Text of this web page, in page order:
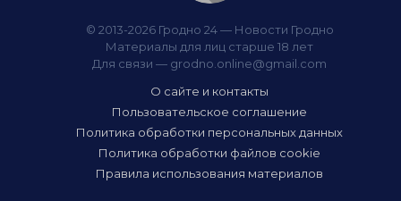
© 2013-2026 Гродно 24 — Новости Гродно
Материалы для лиц старше 18 лет
Для связи — grodno.online@gmail.com
О сайте и контакты
Пользовательское соглашение
Политика обработки персональных данных
Политика обработки файлов cookie
Правила использования материалов